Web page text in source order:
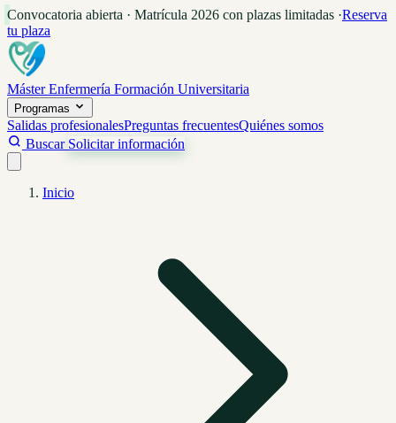
Convocatoria abierta · Matrícula 2026 con plazas limitadas ·Reserva
tu plaza
Máster Enfermería Formación Universitaria
Programas
Salidas profesionalesPreguntas frecuentesQuiénes somos
Buscar Solicitar información
Inicio